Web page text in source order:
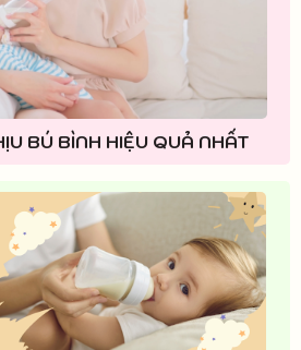
BÚ BÌNH HIỆU QUẢ NHẤT